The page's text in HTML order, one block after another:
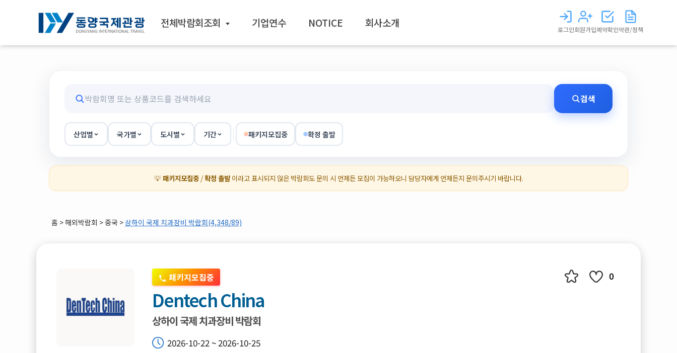
전체박람회조회 기업연수 NOTICE 회사소개
로그인회원가입예약확인약관/정책
검색
산업별 국가별 도시별 기간 패키지모집중 확정 출발
💡패키지모집중/확정 출발이라고 표시되지 않은 박람회도 문의 시 언제든 모집이 가능하오니 담당자에게 언제든지 문의주시기 바랍니다.
홈 >해외박람회 > 중국 >상하이 국제 치과장비 박람회(4,348/89)
패키지모집중
Dentech China
상하이 국제 치과장비 박람회
2026-10-22 ~ 2026-10-25
0